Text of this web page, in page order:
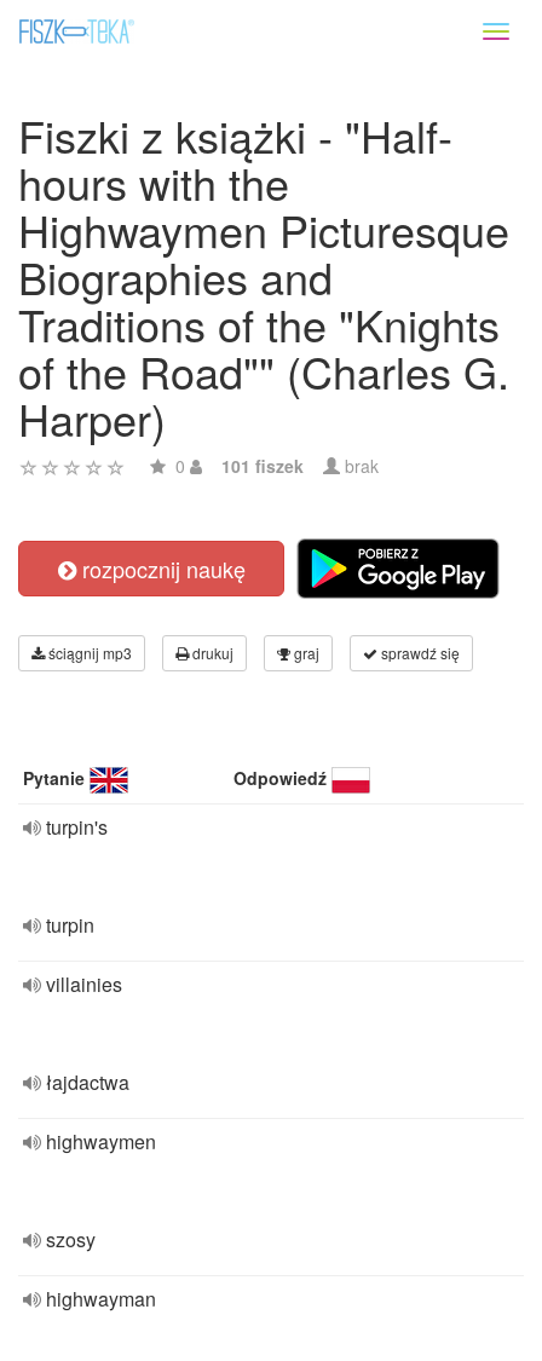
Fiszki z książki - "Half-
hours with the
Highwaymen Picturesque
Biographies and
Traditions of the "Knights
of the Road"" (Charles G.
Harper)
0 101 fiszek brak
rozpocznij naukę
ściągnij mp3 drukuj graj sprawdź się
Pytanie Odpowiedź
turpin's
turpin
villainies
łajdactwa
highwaymen
szosy
highwayman